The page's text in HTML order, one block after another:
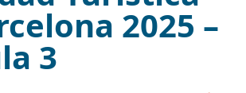
2025 –
3